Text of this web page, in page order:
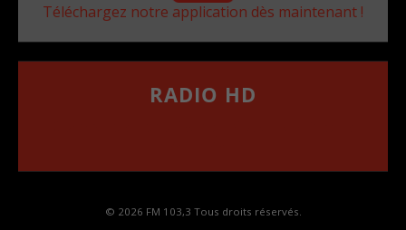
Téléchargez notre application dès maintenant !
RADIO HD
© 2026 FM 103,3 Tous droits réservés.